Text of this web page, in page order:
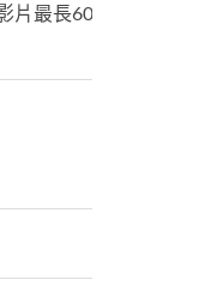
片最長60